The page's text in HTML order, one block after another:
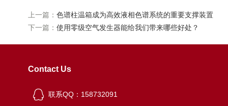
上一篇： 色谱柱温箱成为高效液相色谱系统的重要支撑装置
下一篇： 使用零级空气发生器能给我们带来哪些好处？
Contact Us
联系QQ：158732091